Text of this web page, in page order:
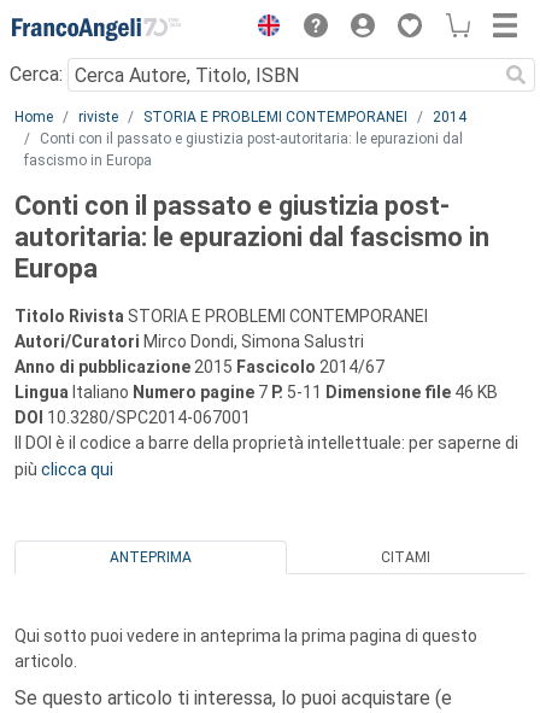
Menu
Cerca:
Main content
Home riviste STORIA E PROBLEMI CONTEMPORANEI
2014
Conti con il passato e giustizia post-autoritaria: le epurazioni dal
fascismo in Europa
Conti con il passato e giustizia post-
autoritaria: le epurazioni dal fascismo in
Europa
Titolo Rivista STORIA E PROBLEMI CONTEMPORANEI
Autori/Curatori Mirco Dondi, Simona Salustri
Anno di pubblicazione 2015 Fascicolo 2014/67
Lingua Italiano Numero pagine 7 P. 5-11 Dimensione file 46 KB
DOI 10.3280/SPC2014-067001
Il DOI è il codice a barre della proprietà intellettuale: per saperne di
più clicca qui
ANTEPRIMA CITAMI
Qui sotto puoi vedere in anteprima la prima pagina di questo
articolo.
Se questo articolo ti interessa, lo puoi acquistare (e